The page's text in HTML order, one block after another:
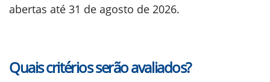
abertas até 31 de agosto de 2026.
Quais critérios serão avaliados?